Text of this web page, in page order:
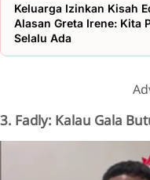
Keluarga Izinkan Kisah
Alasan Greta Irene: Kita
Selalu Ada
3. Fadly: Kalau Gala